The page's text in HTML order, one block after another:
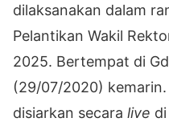
dilaksanakan dalam
Pelantikan Wakil
2025. Bertempat di
(29/07/2020)
disiarkan secara live